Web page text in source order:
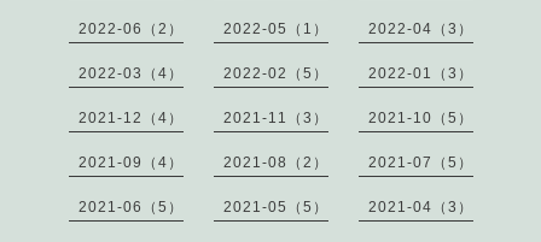
2022-06（2） 2022-05（1） 2022-04（3）
2022-03（4） 2022-02（5） 2022-01（3）
2021-12（4） 2021-11（3） 2021-10（5）
2021-09（4） 2021-08（2） 2021-07（5）
2021-06（5） 2021-05（5） 2021-04（3）